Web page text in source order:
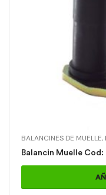
BALANCINES DE MUELLE,
Balancin